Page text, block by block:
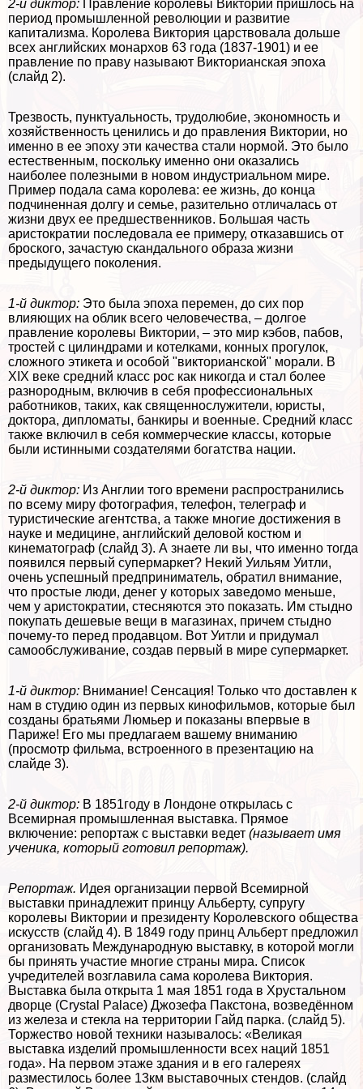
2-й диктор: Правление королевы Виктории пришлось на
период промышленной революции и развитие
капитализма. Королева Виктория царствовала дольше
всех английских монархов 63 года (1837-1901) и ее
правление по праву называют Викторианская эпоха
(слайд 2).
Трезвость, пунктуальность, трудолюбие, экономность и
хозяйственность ценились и до правления Виктории, но
именно в ее эпоху эти качества стали нормой. Это было
естественным, поскольку именно они оказались
наиболее полезными в новом индустриальном мире.
Пример подала сама королева: ее жизнь, до конца
подчиненная долгу и семье, разительно отличалась от
жизни двух ее предшественников. Большая часть
аристократии последовала ее примеру, отказавшись от
броского, зачастую скандального образа жизни
предыдущего поколения.
1-й диктор: Это была эпоха перемен, до сих пор
влияющих на облик всего человечества, – долгое
правление королевы Виктории, – это мир кэбов, пабов,
тростей с цилиндрами и котелками, конных прогулок,
сложного этикета и особой "викторианской" морали. В
XIX веке средний класс рос как никогда и стал более
разнородным, включив в себя профессиональных
работников, таких, как священнослужители, юристы,
доктора, дипломаты, банкиры и военные. Средний класс
также включил в себя коммерческие классы, которые
были истинными создателями богатства нации.
2-й диктор: Из Англии того времени распространились
по всему миру фотография, телефон, телеграф и
туристические агентства, а также многие достижения в
науке и медицине, английский деловой костюм и
кинематограф (слайд 3). А знаете ли вы, что именно тогда
появился первый супермаркет? Некий Уильям Уитли,
очень успешный предприниматель, обратил внимание,
что простые люди, денег у которых заведомо меньше,
чем у аристократии, стесняются это показать. Им стыдно
покупать дешевые вещи в магазинах, причем стыдно
почему-то перед продавцом. Вот Уитли и придумал
самообслуживание, создав первый в мире супермаркет.
1-й диктор: Внимание! Сенсация! Только что доставлен к
нам в студию один из первых кинофильмов, которые был
созданы братьями Люмьер и показаны впервые в
Париже! Его мы предлагаем вашему вниманию
(просмотр фильма, встроенного в презентацию на
слайде 3).
2-й диктор: В 1851году в Лондоне открылась с
Всемирная промышленная выставка. Прямое
включение: репортаж с выставки ведет (называет имя
ученика, который готовил репортаж).
Репортаж. Идея организации первой Всемирной
выставки принадлежит принцу Альберту, супругу
королевы Виктории и президенту Королевского общества
искусств (слайд 4). В 1849 году принц Альберт предложил
организовать Международную выставку, в которой могли
бы принять участие многие страны мира. Список
учредителей возглавила сама королева Виктория.
Выставка была открыта 1 мая 1851 года в Хрустальном
дворце (Crystal Palace) Джозефа Пакстона, возведённом
из железа и стекла на территории Гайд парка. (слайд 5).
Торжество новой техники называлось: «Великая
выставка изделий промышленности всех наций 1851
года». На первом этаже здания и в его галереях
разместилось более 13км выставочных стендов. (слайд